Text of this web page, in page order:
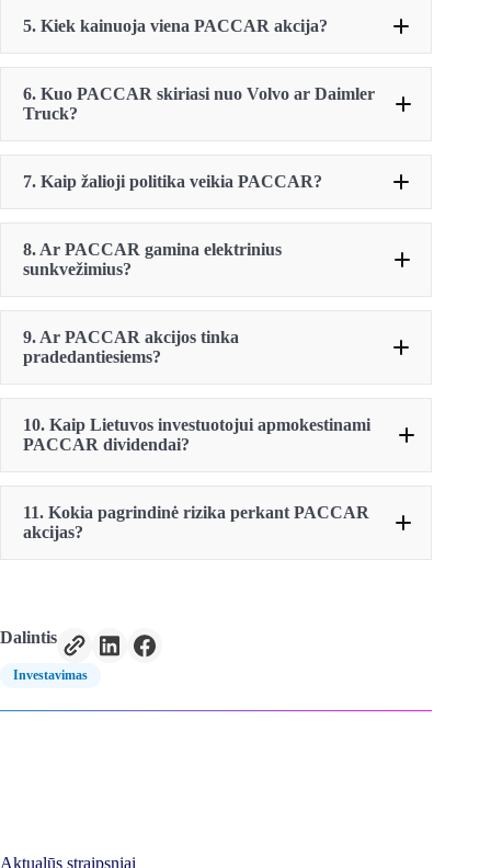
5. Kiek kainuoja viena PACCAR akcija?
6. Kuo PACCAR skiriasi nuo Volvo ar Daimler
Truck?
7. Kaip žalioji politika veikia PACCAR?
8. Ar PACCAR gamina elektrinius
sunkvežimius?
9. Ar PACCAR akcijos tinka
pradedantiesiems?
dažniausiomis pradedančiųjų investuotojų
klaidomis
10. Kaip Lietuvos investuotojui apmokestinami
PACCAR dividendai?
dividendų apmokestinimą
11. Kokia pagrindinė rizika perkant PACCAR
akcijas?
Dalintis
Investavimas
Aktualūs straipsniai